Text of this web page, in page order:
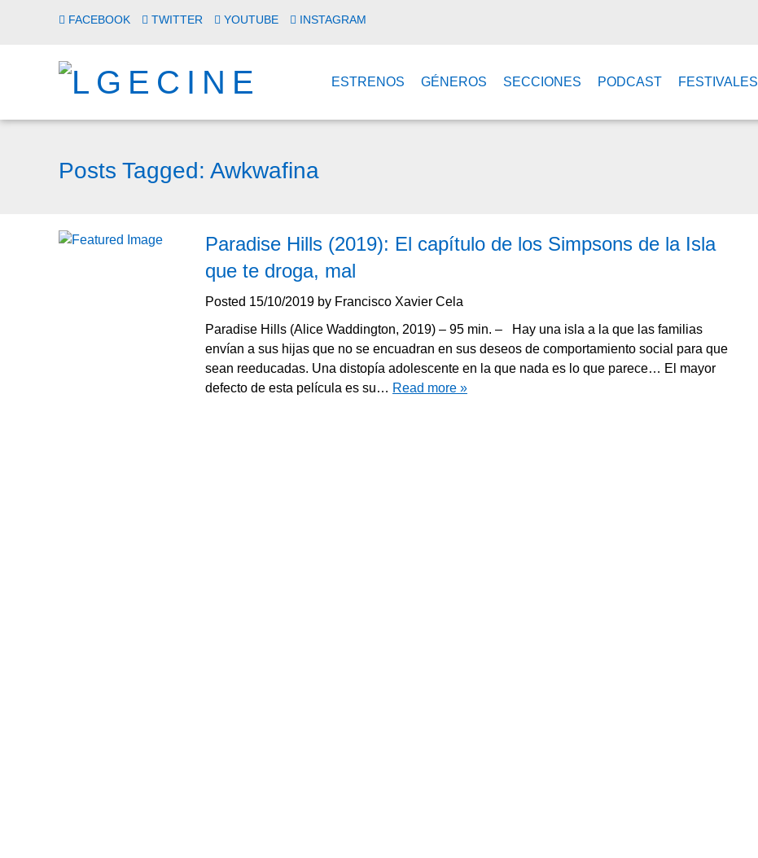
FACEBOOK TWITTER YOUTUBE INSTAGRAM
ESTRENOS GÉNEROS SECCIONES PODCAST FESTIVALES
Posts Tagged: Awkwafina
Paradise Hills (2019): El capítulo de los Simpsons de la Isla
que te droga, mal
Posted 15/10/2019 by Francisco Xavier Cela
Paradise Hills (Alice Waddington, 2019) – 95 min. – Hay una isla a la que las familias
envían a sus hijas que no se encuadran en sus deseos de comportamiento social para que
sean reeducadas. Una distopía adolescente en la que nada es lo que parece… El mayor
defecto de esta película es su… Read more »